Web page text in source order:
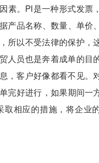
素。 PI是一种形式发票
产品名称、数量、单价
所以不受法律的保护，
人员也是奔着成单的目
，客户好像都看不见。
完好进行，如果期间一
相应的措施，将企业